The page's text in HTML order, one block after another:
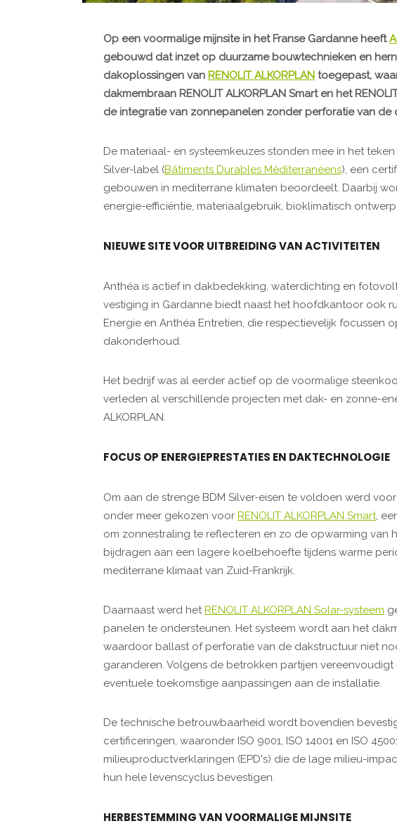
Op een voormalige mijnsite in het Franse Gardanne heeft
gebouwd dat inzet op duurzame bouwtechnieken en
dakoplossingen van RENOLIT ALKORPLAN toegepast,
dakmembraan RENOLIT ALKORPLAN Smart en het
de integratie van zonnepanelen zonder perforatie van de
De materiaal- en systeemkeuzes stonden mee in het
Silver-label (Bâtiments Durables Méditerranéens), een
gebouwen in mediterrane klimaten beoordeelt. Daarbij
energie-efficiëntie, materiaalgebruik, bioklimatisch
NIEUWE SITE VOOR UITBREIDING VAN ACTIVITEITEN
Anthéa is actief in dakbedekking, waterdichting en
vestiging in Gardanne biedt naast het hoofdkantoor ook
Energie en Anthéa Entretien, die respectievelijk focussen
dakonderhoud.
Het bedrijf was al eerder actief op de voormalige
verleden al verschillende projecten met dak- en zonne-
ALKORPLAN.
FOCUS OP ENERGIEPRESTATIES EN DAKTECHNOLOGIE
Om aan de strenge BDM Silver-eisen te voldoen werd
onder meer gekozen voor RENOLIT ALKORPLAN Smart,
om zonnestraling te reflecteren en zo de opwarming van
bijdragen aan een lagere koelbehoefte tijdens warme
mediterrane klimaat van Zuid-Frankrijk.
Daarnaast werd hetRENOLIT ALKORPLAN Solar-systeem
panelen te ondersteunen. Het systeem wordt aan het
waardoor ballast of perforatie van de dakstructuur niet
garanderen. Volgens de betrokken partijen
eventuele toekomstige aanpassingen aan de installatie.
De technische betrouwbaarheid wordt bovendien
certificeringen, waaronder ISO 9001, ISO 14001 en ISO
milieuproductverklaringen (EPD's) die de lage milieu-
hun hele levenscyclus bevestigen.
HERBESTEMMING VAN VOORMALIGE MIJNSITE